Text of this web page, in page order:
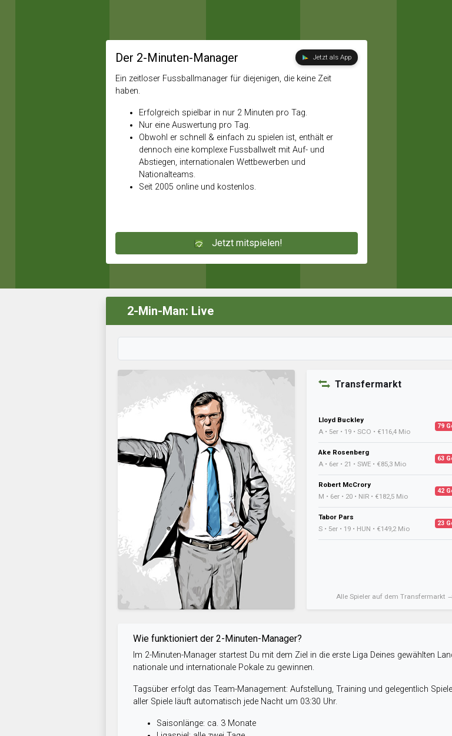
Der 2-Minuten-Manager Jetzt als App
Ein zeitloser Fussballmanager für diejenigen, die keine Zeit
haben.
Erfolgreich spielbar in nur 2 Minuten pro Tag.
Nur eine Auswertung pro Tag.
Obwohl er schnell & einfach zu spielen ist, enthält er
dennoch eine komplexe Fussballwelt mit Auf- und
Abstiegen, internationalen Wettbewerben und
Nationalteams.
Seit 2005 online und kostenlos.
Jetzt mitspielen!
2-Min-Man: Live
Transfermarkt
Lloyd Buckley
A • 5er • 19 • SCO • €116,4 Mio
79
Ake Rosenberg
A • 6er • 21 • SWE • €85,3 Mio
63
Robert McCrory
M • 6er • 20 • NIR • €182,5 Mio
42
Tabor Pars
S • 5er • 19 • HUN • €149,2 Mio
23
Alle Spieler auf dem Transfermarkt
Wie funktioniert der 2-Minuten-Manager?
Im 2-Minuten-Manager startest Du mit dem Ziel in die erste Liga Deines gewählten
nationale und internationale Pokale zu gewinnen.
Tagsüber erfolgt das Team-Management: Aufstellung, Training und gelegentlich
aller Spiele läuft automatisch jede Nacht um 03:30 Uhr.
Saisonlänge: ca. 3 Monate